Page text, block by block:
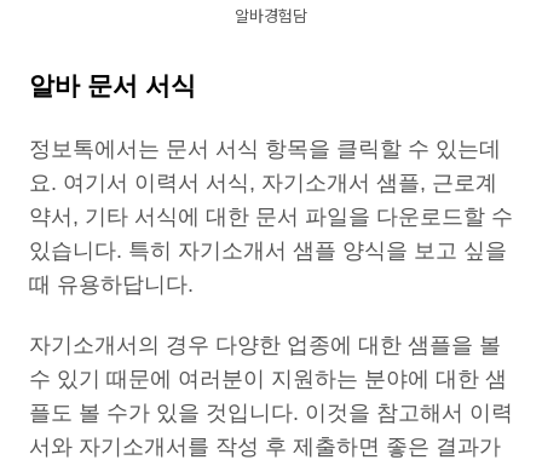
알바경험담
알바 문서 서식
정보톡에서는 문서 서식 항목을 클릭할 수 있는데
요. 여기서 이력서 서식, 자기소개서 샘플, 근로계
약서, 기타 서식에 대한 문서 파일을 다운로드할 수
있습니다. 특히 자기소개서 샘플 양식을 보고 싶을
때 유용하답니다.
자기소개서의 경우 다양한 업종에 대한 샘플을 볼
수 있기 때문에 여러분이 지원하는 분야에 대한 샘
플도 볼 수가 있을 것입니다. 이것을 참고해서 이력
서와 자기소개서를 작성 후 제출하면 좋은 결과가